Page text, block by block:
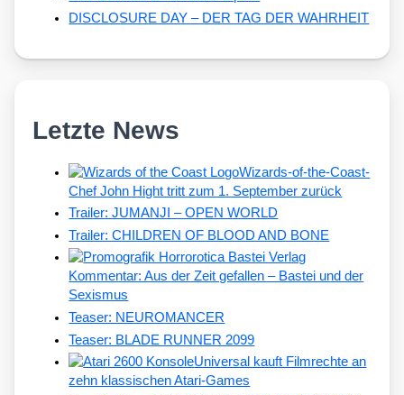
DISCLOSURE DAY – DER TAG DER WAHRHEIT
Letzte News
Wizards-of-the-Coast-
Chef John Hight tritt zum 1. September zurück
Trailer: JUMANJI – OPEN WORLD
Trailer: CHILDREN OF BLOOD AND BONE
Kommentar: Aus der Zeit gefallen – Bastei und der
Sexismus
Teaser: NEUROMANCER
Teaser: BLADE RUNNER 2099
Universal kauft Filmrechte an
zehn klassischen Atari-Games